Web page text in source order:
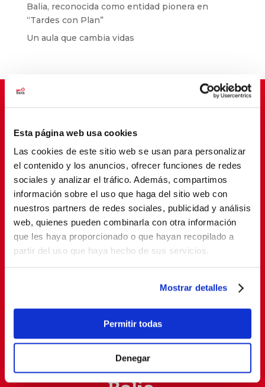
Esta página web usa cookies
Las cookies de este sitio web se usan para personalizar
el contenido y los anuncios, ofrecer funciones de redes
sociales y analizar el tráfico. Además, compartimos
información sobre el uso que haga del sitio web con
nuestros partners de redes sociales, publicidad y análisis
web, quienes pueden combinarla con otra información
que les haya proporcionado o que hayan recopilado a
partir del uso que haya hecho de sus servicios.
Mostrar detalles
Permitir todas
Denegar
Balia, reconocida como entidad pionera en
“Tardes con Plan”
Un aula que cambia vidas
Suscríbete para cambiar vidas